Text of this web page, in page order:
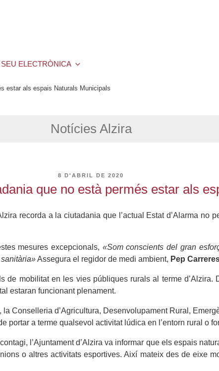
SEU ELECTRÒNICA
estar als espais Naturals Municipals
Notícies Alzira
PUBLICAT
8 D'ABRIL DE 2020
que no està permés estar als
recorda a la ciutadania que l’actual Estat d’Alarma no
mesures excepcionals, «Som conscients del gran
Assegura el regidor de medi ambient, Pep
de mobilitat en les vies públiques rurals al terme d’Alzira.
estaran funcionant plenament.
la Conselleria d’Agricultura, Desenvolupament Rural,
portar a terme qualsevol activitat lúdica en l’entorn rural o
l’Ajuntament d’Alzira va informar que els espais
o altres activitats esportives. Així mateix des de eixe